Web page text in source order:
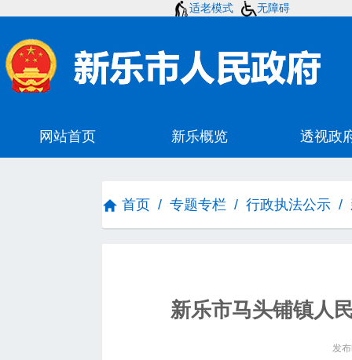
适老模式 无障碍
首页 / 专题专栏 / 行政执法公示 /
新乐市马头铺镇人
发